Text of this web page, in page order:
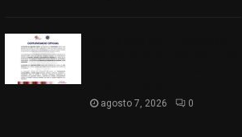
agosto 7, 2026 0